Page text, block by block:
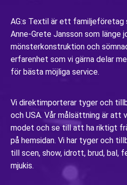
AG:s Textil är ett familjeföretag
Anne-Grete Jansson som länge
mönsterkonstruktion och
erfarenhet som vi gärna delar
för bästa möjliga service.
Vi direktimporterar tyger och
och USA. Vår målsättning är att
modet och se till att ha riktigt
på hemsidan. Vi har tyger och
till scen, show, idrott, brud, bal,
mjukis.